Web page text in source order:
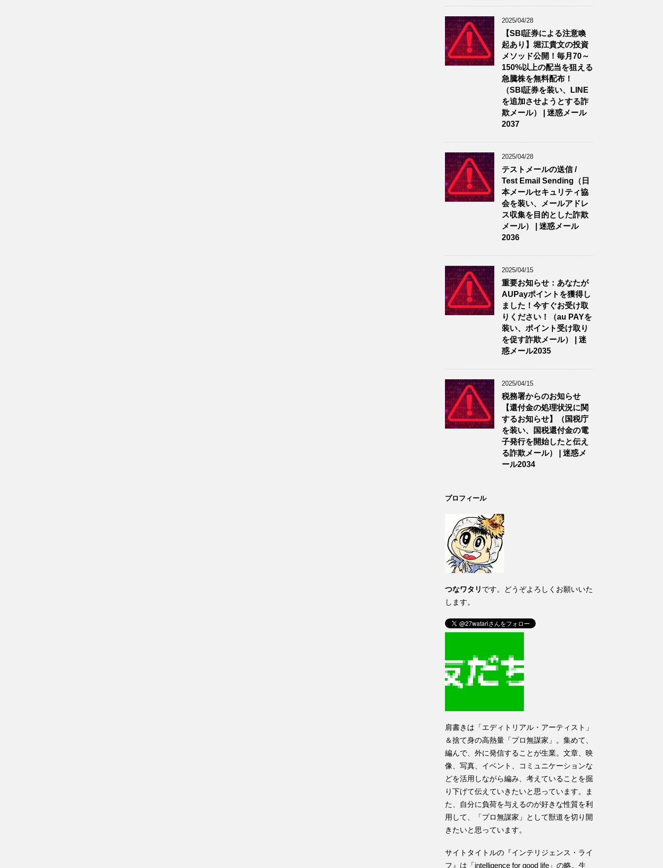
2025/04/28
【SBI証券による注意喚
起あり】堀江貴文の投資
メソッド公開！毎月70～
150%以上の配当を狙える
急騰株を無料配布！
（SBI証券を装い、LINE
を追加させようとする詐
欺メール） | 迷惑メール
2037
2025/04/28
テストメールの送信 /
Test Email Sending（日
本メールセキュリティ協
会を装い、メールアドレ
ス収集を目的とした詐欺
メール） | 迷惑メール
2036
2025/04/15
重要お知らせ：あなたが
AUPayポイントを獲得し
ました！今すぐお受け取
りください！（au PAYを
装い、ポイント受け取り
を促す詐欺メール） | 迷
惑メール2035
2025/04/15
税務署からのお知らせ
【還付金の処理状況に関
するお知らせ】（国税庁
を装い、国税還付金の電
子発行を開始したと伝え
る詐欺メール） | 迷惑メ
ール2034
プロフィール
つなワタリ です。どうぞよろしくお願いいた
します。
肩書きは「エディトリアル・アーティスト」
＆捨て身の高熱量「プロ無謀家」。集めて、
編んで、外に発信することが生業。文章、映
像、写真、イベント、コミュニケーションな
どを活用しながら編み、考えていることを掘
り下げて伝えていきたいと思っています。ま
た、自分に負荷を与えるのが好きな性質を利
用して、「プロ無謀家」として獣道を切り開
きたいと思っています。
サイトタイトルの『インテリジェンス・ライ
フ』は「intelligence for good life」の略。生